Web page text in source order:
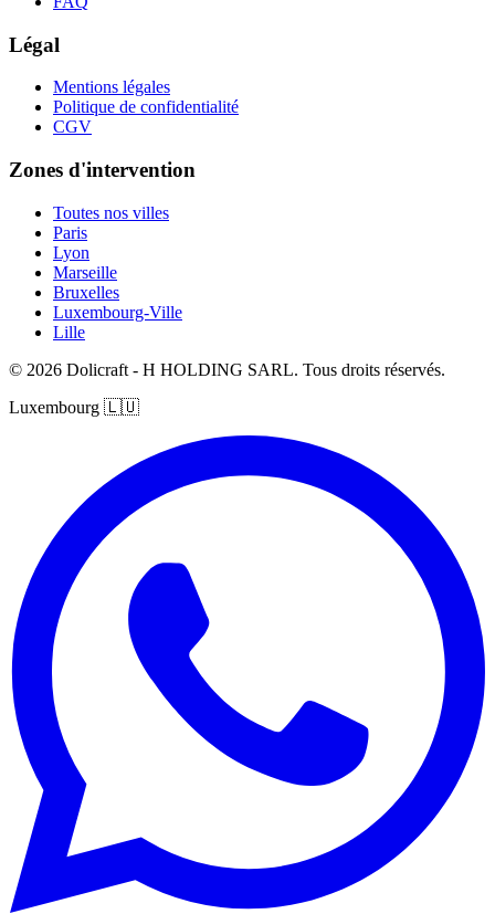
Légal
Mentions légales
Politique de confidentialité
CGV
Zones d'intervention
Toutes nos villes
Paris
Lyon
Marseille
Bruxelles
Luxembourg-Ville
Lille
© 2026 Dolicraft - H HOLDING SARL. Tous droits réservés.
Luxembourg 🇱🇺